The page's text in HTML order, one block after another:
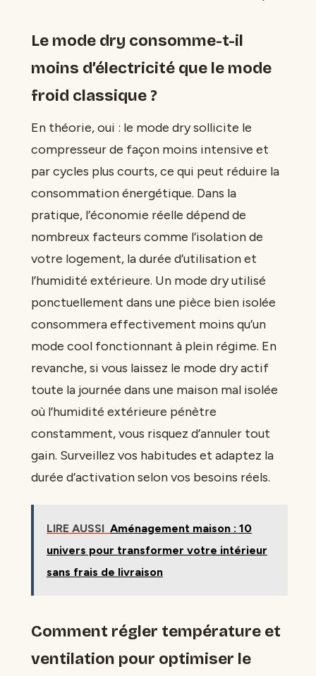
Le mode dry consomme-t-il
moins d’électricité que le mode
froid classique ?
En théorie, oui : le mode dry sollicite le
compresseur de façon moins intensive et
par cycles plus courts, ce qui peut réduire la
consommation énergétique. Dans la
pratique, l’économie réelle dépend de
nombreux facteurs comme l’isolation de
votre logement, la durée d’utilisation et
l’humidité extérieure. Un mode dry utilisé
ponctuellement dans une pièce bien isolée
consommera effectivement moins qu’un
mode cool fonctionnant à plein régime. En
revanche, si vous laissez le mode dry actif
toute la journée dans une maison mal isolée
où l’humidité extérieure pénètre
constamment, vous risquez d’annuler tout
gain. Surveillez vos habitudes et adaptez la
durée d’activation selon vos besoins réels.
LIRE AUSSI Aménagement maison : 10
univers pour transformer votre intérieur
sans frais de livraison
Comment régler température et
ventilation pour optimiser le